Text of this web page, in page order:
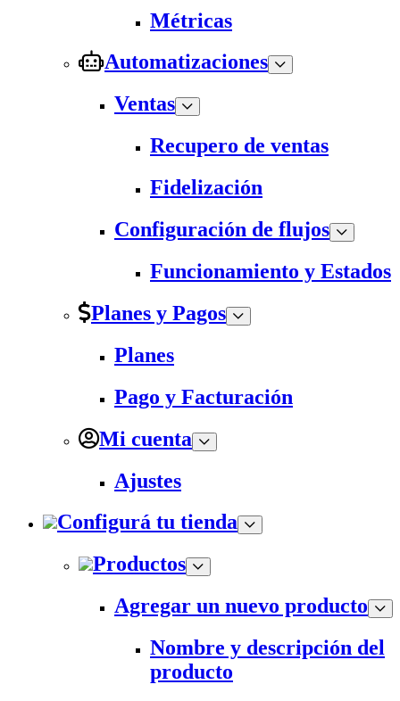
Métricas
Automatizaciones
Ventas
Recupero de ventas
Fidelización
Configuración de flujos
Funcionamiento y Estados
Planes y Pagos
Planes
Pago y Facturación
Mi cuenta
Ajustes
Configurá tu tienda
Productos
Agregar un nuevo producto
Nombre y descripción del
producto